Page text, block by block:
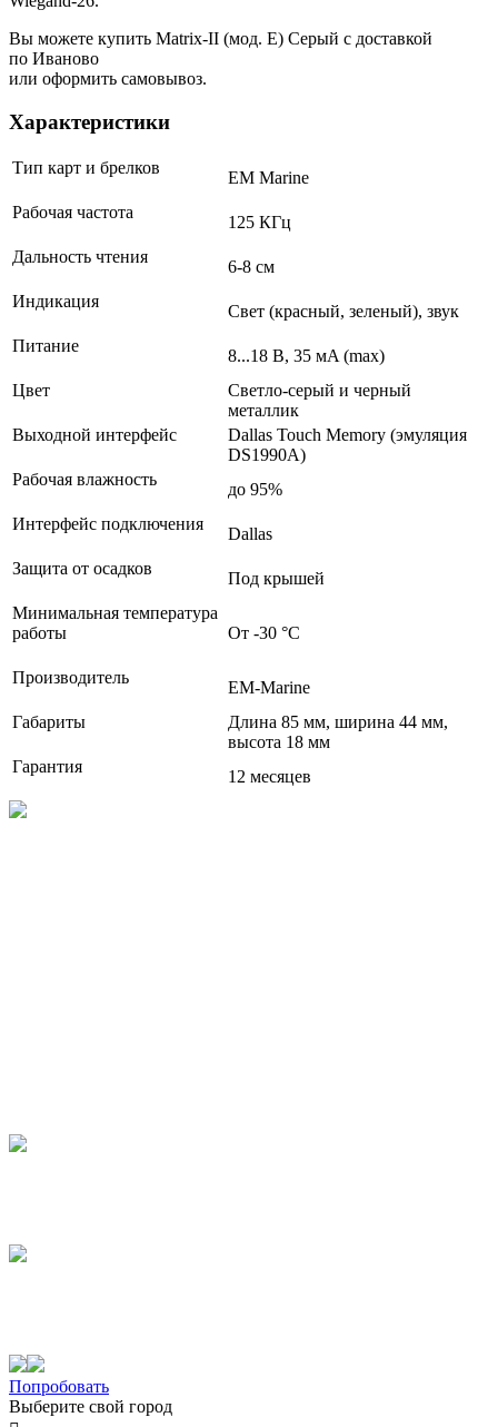
Вы можете купить Matrix-II (мод. Е) Серый с доставкой
по Иваново
или оформить самовывоз.
Характеристики
Тип карт и брелков
EM Marine
Рабочая частота
125 КГц
Дальность чтения
6-8 см
Индикация
Свет (красный, зеленый), звук
Питание
8...18 В, 35 мA (max)
Цвет
Светло-серый и черный
металлик
Выходной интерфейс
Dallas Touch Memory (эмуляция
DS1990A)
Рабочая влажность
до 95%
Интерфейс подключения
Dallas
Защита от осадков
Под крышей
Минимальная температура
работы
От -30 °С
Производитель
EM-Marine
Габариты
Длина 85 мм, ширина 44 мм,
высота 18 мм
Гарантия
12 месяцев
Попробовать
Выберите свой город